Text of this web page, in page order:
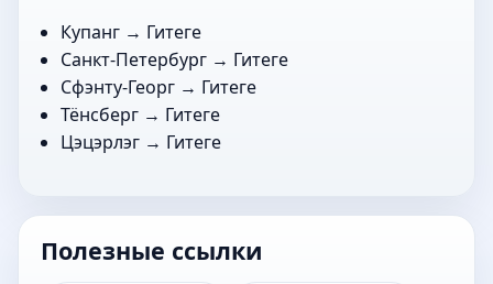
Купанг → Гитеге
Санкт-Петербург → Гитеге
Сфэнту-Георг → Гитеге
Тёнсберг → Гитеге
Цэцэрлэг → Гитеге
Полезные ссылки